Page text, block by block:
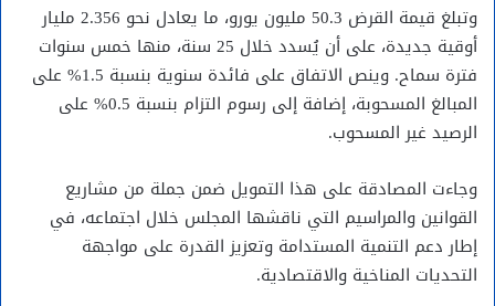
وتبلغ قيمة القرض 50.3 مليون يورو، ما يعادل نحو 2.356 مليار
أوقية جديدة، على أن يُسدد خلال 25 سنة، منها خمس سنوات
فترة سماح. وينص الاتفاق على فائدة سنوية بنسبة 1.5% على
المبالغ المسحوبة، إضافة إلى رسوم التزام بنسبة 0.5% على
الرصيد غير المسحوب.
وجاءت المصادقة على هذا التمويل ضمن جملة من مشاريع
القوانين والمراسيم التي ناقشها المجلس خلال اجتماعه، في
إطار دعم التنمية المستدامة وتعزيز القدرة على مواجهة
التحديات المناخية والاقتصادية.